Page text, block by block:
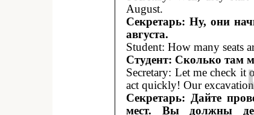
August.
Секретарь: Ну, они
августа.
Student: How many seats
Студент: Сколько там
Secretary: Let me check it
act quickly! Our
Секретарь: Дайте
мест. Вы должны